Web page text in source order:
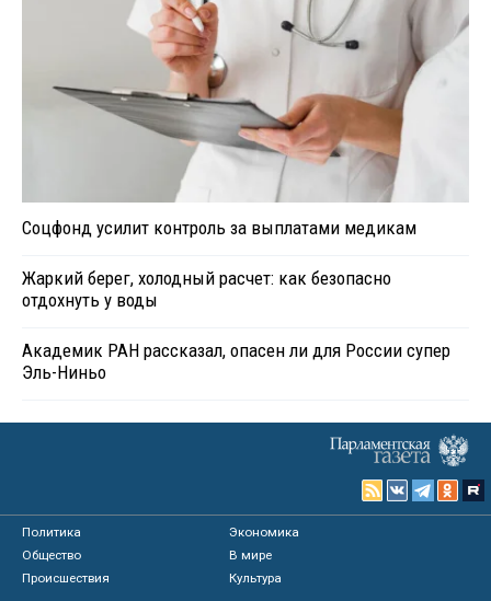
Соцфонд усилит контроль за выплатами медикам
Жаркий берег, холодный расчет: как безопасно
отдохнуть у воды
Академик РАН рассказал, опасен ли для России супер
Эль-Ниньо
Политика
Экономика
Общество
В мире
Происшествия
Культура